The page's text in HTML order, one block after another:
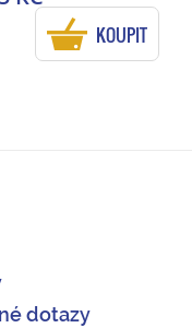
KOUPIT
dotazy